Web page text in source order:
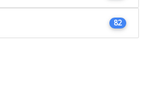
82